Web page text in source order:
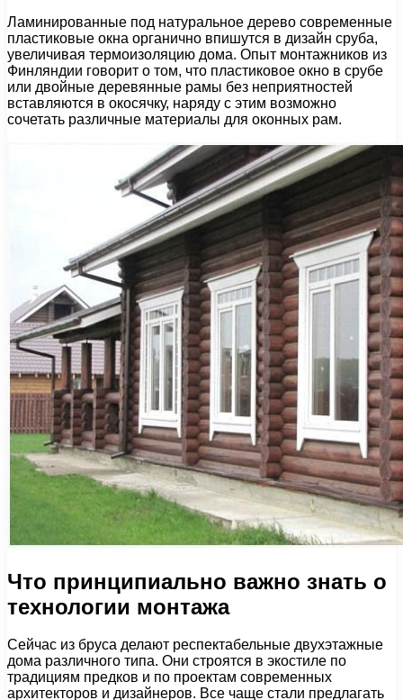
Ламинированные под натуральное дерево современные
пластиковые окна органично впишутся в дизайн сруба,
увеличивая термоизоляцию дома. Опыт монтажников из
Финляндии говорит о том, что пластиковое окно в срубе
или двойные деревянные рамы без неприятностей
вставляются в окосячку, наряду с этим возможно
сочетать различные материалы для оконных рам.
Что принципиально важно знать о
технологии монтажа
Сейчас из бруса делают респектабельные двухэтажные
дома различного типа. Они строятся в экостиле по
традициям предков и по проектам современных
архитекторов и дизайнеров. Все чаще стали предлагать